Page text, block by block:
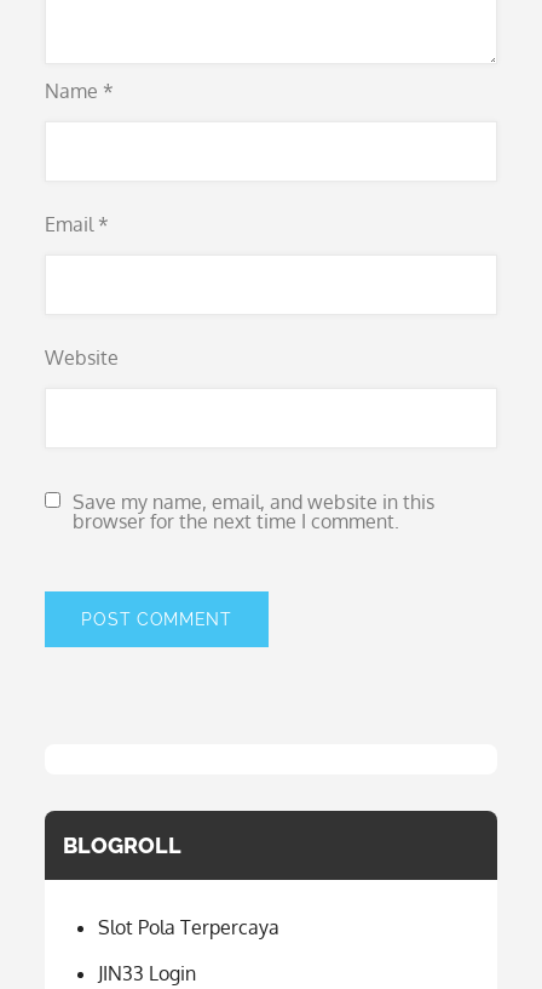
Name *
Email *
Website
Save my name, email, and website in this
browser for the next time I comment.
BLOGROLL
Slot Pola Terpercaya
JIN33 Login